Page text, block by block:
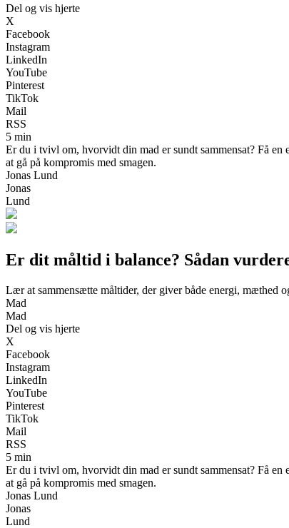
Del og vis hjerte
X
Facebook
Instagram
LinkedIn
YouTube
Pinterest
TikTok
Mail
RSS
5 min
Er du i tvivl om, hvorvidt din mad er sundt sammensat? Få
at gå på kompromis med smagen.
Jonas Lund
Jonas
Lund
Er dit måltid i balance? Sådan
Lær at sammensætte måltider, der giver både energi, mæthed
Mad
Mad
Del og vis hjerte
X
Facebook
Instagram
LinkedIn
YouTube
Pinterest
TikTok
Mail
RSS
5 min
Er du i tvivl om, hvorvidt din mad er sundt sammensat? Få
at gå på kompromis med smagen.
Jonas Lund
Jonas
Lund